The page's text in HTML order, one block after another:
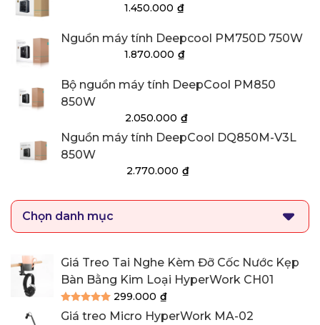
Giá
là:
1.500.000₫.
1.450.000 ₫Giá
tại
là:
Nguồn máy tính Deepcool PM750D 750W
Giá
là:
1.870.000 ₫Giá
tại
1.870.000₫.
Bộ nguồn máy tính DeepCool PM850
850W
Giá
gốc
là:
2.050.000 ₫Giá
hiện
2.050.000₫.
Nguồn máy tính DeepCool DQ850M-V3L
850W
Giá
là:
2.770.000 ₫Giá
tại
2.770.000₫.
Giá Treo Tai Nghe Kèm Đỡ Cốc Nước Kẹp
Bàn Bằng Kim Loại HyperWork CH01
Được xếp hạng
299.000 ₫
Giá treo Micro HyperWork MA-02